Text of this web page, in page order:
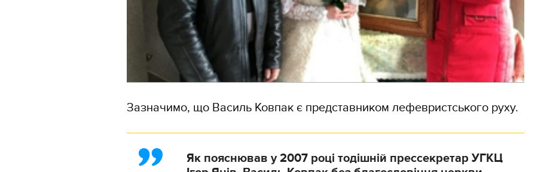
Зазначимо, що Василь Ковпак є представником лефевристського руху.
Як пояснював у 2007 році тодішній прессекретар УГКЦ